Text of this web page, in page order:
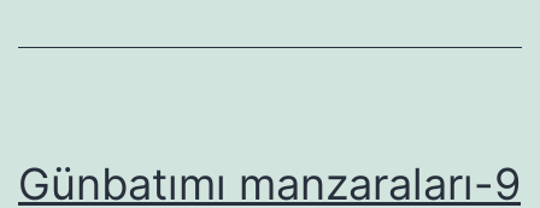
Günbatımı manzaraları-9